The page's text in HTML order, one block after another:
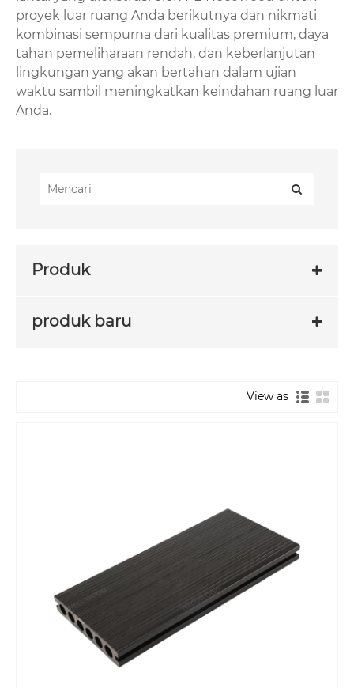
proyek luar ruang Anda berikutnya dan nikmati
kombinasi sempurna dari kualitas premium, daya
tahan pemeliharaan rendah, dan keberlanjutan
lingkungan yang akan bertahan dalam ujian
waktu sambil meningkatkan keindahan ruang luar
Anda.
Produk
produk baru
View as